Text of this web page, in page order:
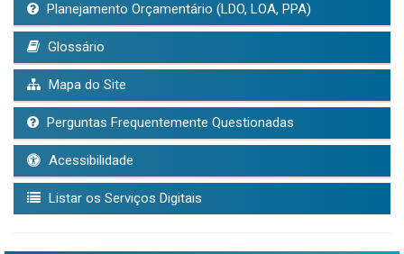
Planejamento Orçamentário (LDO, LOA, PPA)
Glossário
Mapa do Site
Perguntas Frequentemente Questionadas
Acessibilidade
Listar os Serviços Digitais